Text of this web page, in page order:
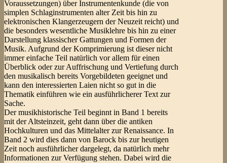
Voraussetzungen) über Instrumentenkunde (die von
simplen Schlaginstrumenten alter Zeit bis hin zu
elektronischen Klangerzeugern der Neuzeit reicht) und
die besonders wesentliche Musiklehre bis hin zu einer
Darstellung klassischer Gattungen und Formen der
Musik. Aufgrund der Komprimierung ist dieser nicht
immer einfache Teil natürlich vor allem für einen
Überblick oder zur Auffrischung und Vertiefung durch
den musikalisch bereits Vorgebildeten geeignet und
kann den interessierten Laien nicht so gut in die
Thematik einführen wie ein ausführlicherer Text zur
Sache.
Der musikhistorische Teil beginnt in Band 1 bereits
mit der Altsteinzeit, geht dann über die antiken
Hochkulturen und das Mittelalter zur Renaissance. In
Band 2 wird dies dann von Barock bis zur heutigen
Zeit noch ausführlicher dargelegt, da natürlich mehr
Informationen zur Verfügung stehen. Dabei wird die